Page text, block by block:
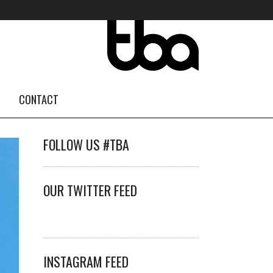
CONTACT
FOLLOW US #TBA
OUR TWITTER FEED
INSTAGRAM FEED